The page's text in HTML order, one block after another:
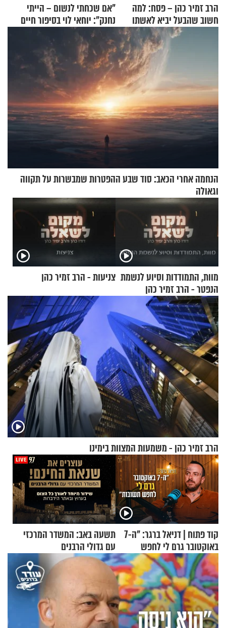
הרב זמיר כהן – פסח: למה
חשוב שהבעל יביא לאשתו
מתנה לחג?
"אם שכחתי לנשום – הייתי
נחנק": יוחאי לוי בסיפור חיים
מעורר השראה
הנחמה אחרי הכאב: סוד שבע ההפטרות שמבשרות על תקווה
וגאולה
מוות, התמודדות וסיוע לנשמת
הנפטר - הרב זמיר כהן
צניעות - הרב זמיר כהן
הרב זמיר כהן - משמעות המצוות בימינו
קוד פתוח | דניאל ברגר: "ה-7
באוקטובר גרם לי לחפש
תשובות"
תשעה באב: המשדר המרכזי
עם גדולי הרבנים